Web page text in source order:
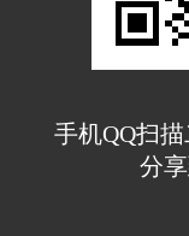
手机QQ扫描
分